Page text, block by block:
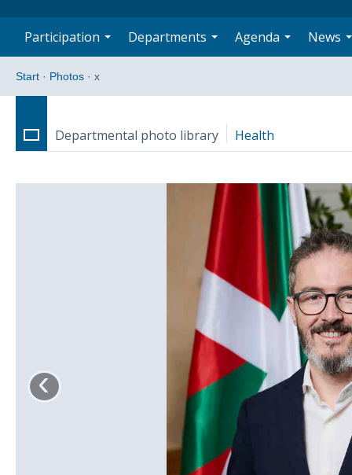
Participation Departments Agenda News
Start · Photos · x
Departmental photo library Health
‹